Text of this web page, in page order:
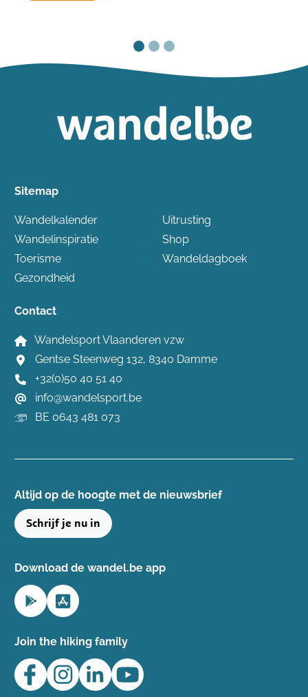
Sitemap
Wandelkalender
Wandelinspiratie
Toerisme
Gezondheid
Uitrusting
Shop
Wandeldagboek
Contact
Wandelsport Vlaanderen vzw
Gentse Steenweg 132, 8340 Damme
+32(0)50 40 51 40
info@wandelsport.be
BE 0643 481 073
Altijd op de hoogte ​met de nieuwsbrief
Schrijf je nu in
Download de wandel.be app
Join the hiking family